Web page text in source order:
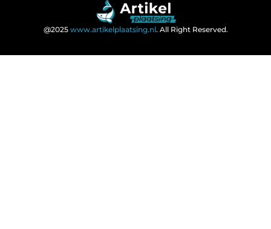
@2025 www.artikelplaatsing.nl. All Right Reserved.